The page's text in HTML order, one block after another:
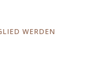
WERDEN